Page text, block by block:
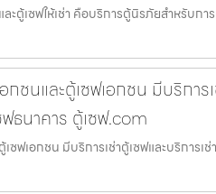
ตู้เซฟให้เช่า คือบริการตู้นิรภัยสำหรับการ
ชนและตู้เซฟเอกชน มีบริการ
ธนาคาร ตู้เซฟ.com
ซฟเอกชน มีบริการเช่าตู้เซฟและบริการ